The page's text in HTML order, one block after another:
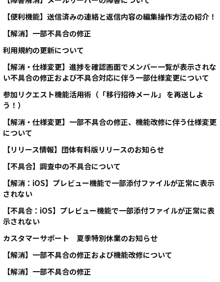
【便利機能】送信済みの連絡と返信内容の編集操作方法の紹介！
【解消】一部不具合の修正
利用規約の更新について
【解消・仕様変更】進捗を確認画面でメンバー一覧が表示されな
い不具合の修正および不具合対応に伴う一部仕様変更について
参加リクエスト機能活用術（「移行招待メール」 を再送しよ
う！）
【解消・仕様変更】一部不具合の修正、機能改修に伴う仕様変更
について
【リリース情報】団体有料版リリースのお知らせ
【不具合】調査中の不具合について
【解消：iOS】プレビュー機能で一部添付ファイルが正常に表示
されない
【不具合：iOS】プレビュー機能で一部添付ファイルが正常に表
示されない
カスタマーサポート 夏季特別休業のお知らせ
【解消】一部不具合の修正および機能改修について
【解消】一部不具合の修正